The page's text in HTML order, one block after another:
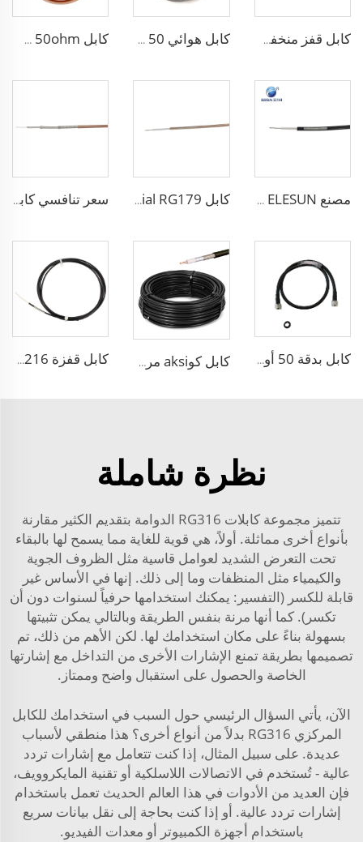
كابل قفز منخفض الفقدان من نوع 3D-FB، موصل N ذكر إلى ذكر، طول 15 متر، 50 أوم، لمحطات الاتصالات الأساسية واختبار الترددات الراديوية كابل هوائي SMA 50 أوم RG174 كابل-Coaxial خسارة منخفضة كابل RG393 Coax 305m 50ohm بخسارة منخفضة للاتصالات
مصنع ELESUN كابل-Coaxial 1.5D-2V كابل Coaxial RG179 عالي الجودة مع عزل PTFE وغلاف FEP مقاوم للحرارة العالية سعر تنافسي كابل RG142 درجة حرارة عالية معيار عسكري جودة جيدة للاتصال
كابل بدقة 50 أوم وخسارة قليلة من نوع 5D-FB مع توصيلات N ذكر إلى أنثى لنقل إشارات الكابلات البيانات. كابل كوaksi مرن RG8X مع درع واحد وغطاء PVC أسود كابل قفزة RF 75ohm RG59 RG6 RG11 RG216 مع عزل صلب كابل-Coaxial
نظرة شاملة
تتميز مجموعة كابلات RG316 الدوامة بتقديم الكثير مقارنة
بأنواع أخرى مماثلة. أولاً، هي قوية للغاية مما يسمح لها بالبقاء
تحت التعرض الشديد لعوامل قاسية مثل الظروف الجوية
والكيمياء مثل المنظفات وما إلى ذلك. إنها في الأساس غير
قابلة للكسر (التفسير: يمكنك استخدامها حرفياً لسنوات دون أن
تكسر). كما أنها مرنة بنفس الطريقة وبالتالي يمكن تثبيتها
بسهولة بناءً على مكان استخدامك لها. لكن الأهم من ذلك، تم
تصميمها بطريقة تمنع الإشارات الأخرى من التداخل مع إشارتها
الخاصة والحصول على استقبال واضح وممتاز.
الآن، يأتي السؤال الرئيسي حول السبب في استخدامك للكابل
المركزي RG316 بدلاً من أنواع أخرى؟ هذا منطقي لأسباب
عديدة. على سبيل المثال، إذا كنت تتعامل مع إشارات تردد
عالية - تُستخدم في الاتصالات اللاسلكية أو تقنية المايكروويف،
فإن العديد من الأدوات في هذا العالم الحديث تعمل باستخدام
إشارات تردد عالية. أو إذا كنت بحاجة إلى نقل بيانات سريع
باستخدام أجهزة الكمبيوتر أو معدات الفيديو.